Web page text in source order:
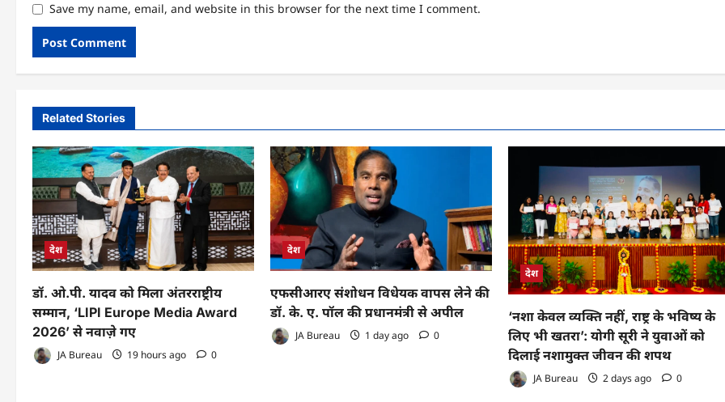
Save my name, email, and website in this browser for the next time I comment.
Related Stories
देश
डॉ. ओ.पी. यादव को मिला अंतरराष्ट्रीय
सम्मान, ‘LIPI Europe Media Award
2026’ से नवाज़े गए
JA Bureau 19 hours ago 0
देश
एफसीआरए संशोधन विधेयक वापस लेने की
डॉ. के. ए. पॉल की प्रधानमंत्री से अपील
JA Bureau 1 day ago 0
देश
‘नशा केवल व्यक्ति नहीं, राष्ट्र के भविष्य के
लिए भी खतरा’: योगी सूरी ने युवाओं को
दिलाई नशामुक्त जीवन की शपथ
JA Bureau 2 days ago 0